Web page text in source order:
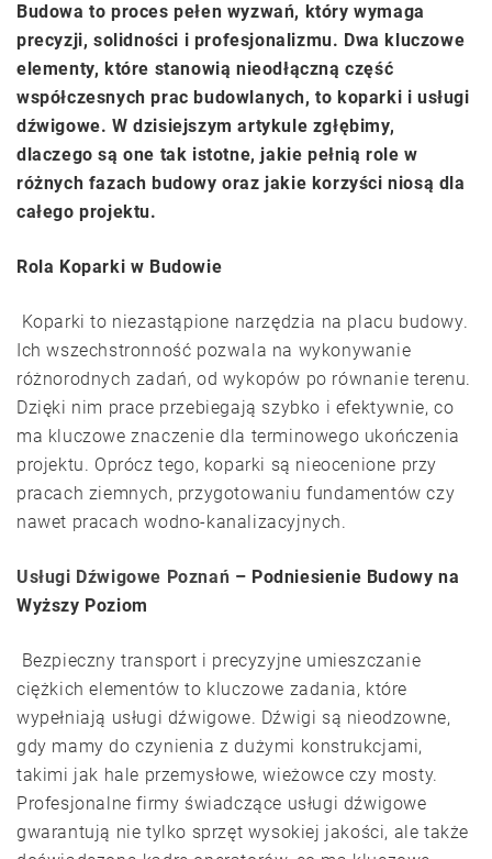
Budowa to proces pełen wyzwań, który wymaga
precyzji, solidności i profesjonalizmu. Dwa kluczowe
elementy, które stanowią nieodłączną część
współczesnych prac budowlanych, to koparki i usługi
dźwigowe. W dzisiejszym artykule zgłębimy,
dlaczego są one tak istotne, jakie pełnią role w
różnych fazach budowy oraz jakie korzyści niosą dla
całego projektu.
Rola Koparki w Budowie
Koparki to niezastąpione narzędzia na placu budowy.
Ich wszechstronność pozwala na wykonywanie
różnorodnych zadań, od wykopów po równanie terenu.
Dzięki nim prace przebiegają szybko i efektywnie, co
ma kluczowe znaczenie dla terminowego ukończenia
projektu. Oprócz tego, koparki są nieocenione przy
pracach ziemnych, przygotowaniu fundamentów czy
nawet pracach wodno-kanalizacyjnych.
Usługi Dźwigowe Poznań – Podniesienie Budowy na
Wyższy Poziom
Bezpieczny transport i precyzyjne umieszczanie
ciężkich elementów to kluczowe zadania, które
wypełniają usługi dźwigowe. Dźwigi są nieodzowne,
gdy mamy do czynienia z dużymi konstrukcjami,
takimi jak hale przemysłowe, wieżowce czy mosty.
Profesjonalne firmy świadczące usługi dźwigowe
gwarantują nie tylko sprzęt wysokiej jakości, ale także